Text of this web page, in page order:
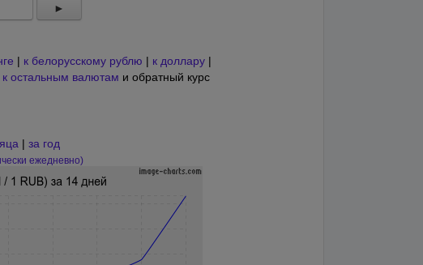
►
| к белорусскому рублю | к доллару |
к остальным валютам и обратный курс
| за год
ежедневно)